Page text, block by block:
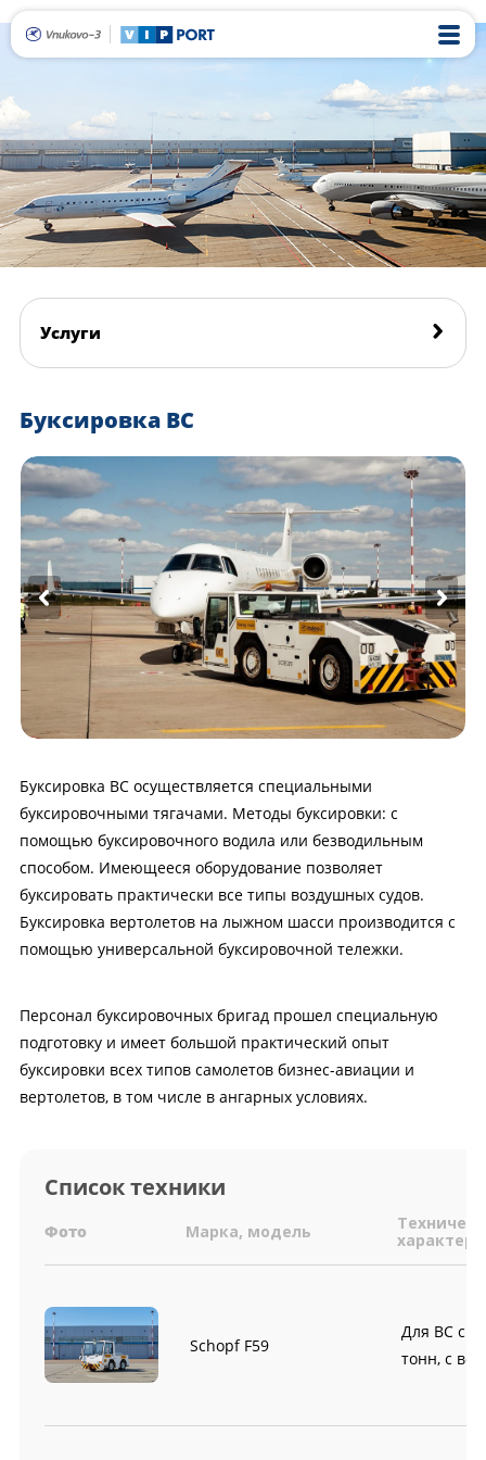
Услуги
Буксировка ВС
Буксировка ВС осуществляется специальными
буксировочными тягачами. Методы буксировки: с
помощью буксировочного водила или безводильным
способом. Имеющееся оборудование позволяет
буксировать практически все типы воздушных судов.
Буксировка вертолетов на лыжном шасси производится с
помощью универсальной буксировочной тележки.
Персонал буксировочных бригад прошел специальную
подготовку и имеет большой практический опыт
буксировки всех типов самолетов бизнес-авиации и
вертолетов, в том числе в ангарных условиях.
Список техники
Фото Марка, модель
Schopf F59
Для ВС с
тонн, с